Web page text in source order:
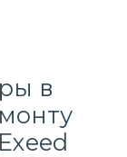
в
Exeed